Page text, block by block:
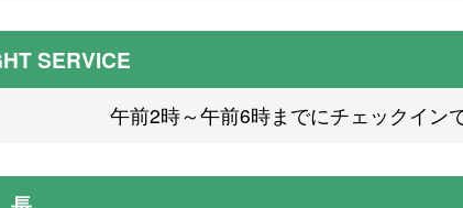
SERVICE
午前2時～午前6時までにチェックイン